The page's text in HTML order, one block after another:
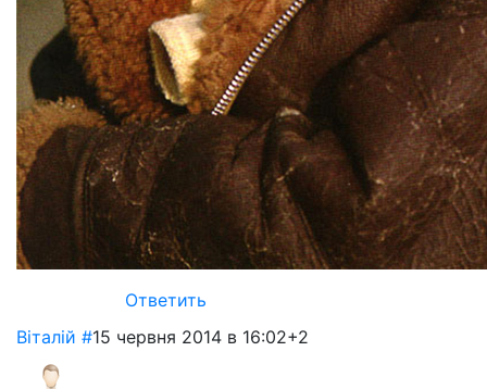
Ответить
Віталій #15 червня 2014 в 16:02+2